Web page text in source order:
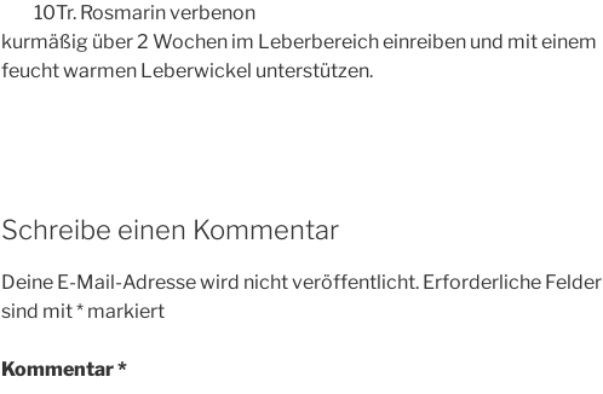
10Tr. Rosmarin verbenon
kurmäßig über 2 Wochen im Leberbereich einreiben und mit einem
feucht warmen Leberwickel unterstützen.
Schreibe einen Kommentar
Deine E-Mail-Adresse wird nicht veröffentlicht. Erforderliche Felder
sind mit* markiert
Kommentar*